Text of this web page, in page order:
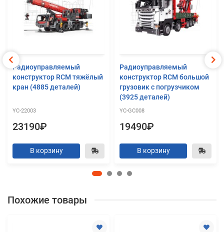
Радиоуправляемый
конструктор RCM тяжёлый
кран (4885 деталей)
YC-22003
23190₽
В корзину
Радиоуправляемый
конструктор RCM большой
грузовик с погрузчиком
(3925 деталей)
YC-GC008
19490₽
В корзину
Похожие товары